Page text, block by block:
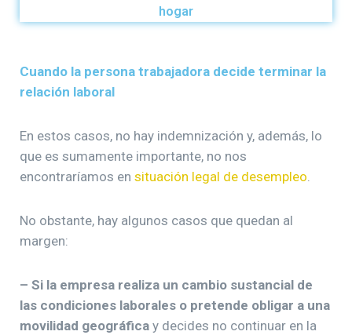
hogar
Cuando la persona trabajadora decide terminar la
relación laboral
En estos casos, no hay indemnización y, además, lo
que es sumamente importante, no nos
encontraríamos en situación legal de desempleo.
No obstante, hay algunos casos que quedan al
margen:
– Si la empresa realiza un cambio sustancial de
las condiciones laborales o pretende obligar a una
movilidad geográfica y decides no continuar en la